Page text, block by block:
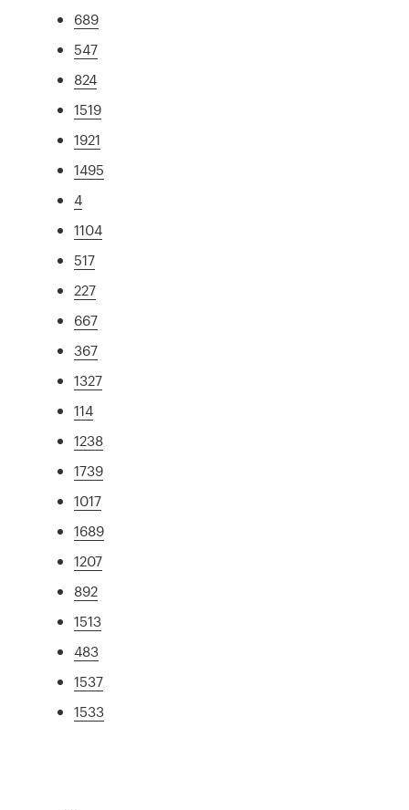
689
547
824
1519
1921
1495
4
1104
517
227
667
367
1327
114
1238
1739
1017
1689
1207
892
1513
483
1537
1533